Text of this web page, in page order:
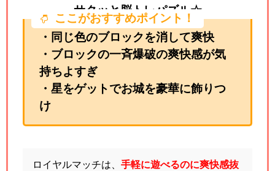
サクッと脳トレパズル☆
ここがおすすめポイント！
・同じ色のブロックを消して爽快
・ブロックの一斉爆破の爽快感が気
持ちよすぎ
・星をゲットでお城を豪華に飾りつ
け
ロイヤルマッチは、 手軽に遊べるのに爽快感抜